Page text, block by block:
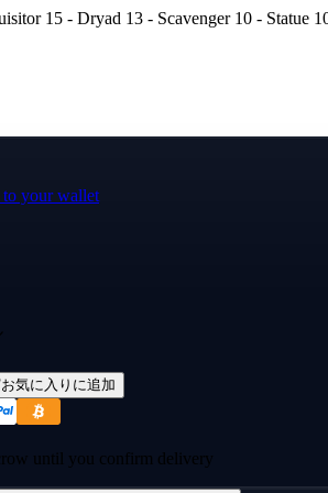
15 - Dryad 13 - Scavenger 10 - Statue
to your wallet
お気に入りに追加
until you confirm delivery